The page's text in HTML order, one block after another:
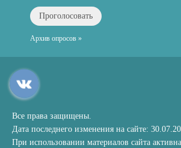
Архив опросов »
Все права защищены.
Дата последнего изменения на сайте:
При использовании материалов сайта